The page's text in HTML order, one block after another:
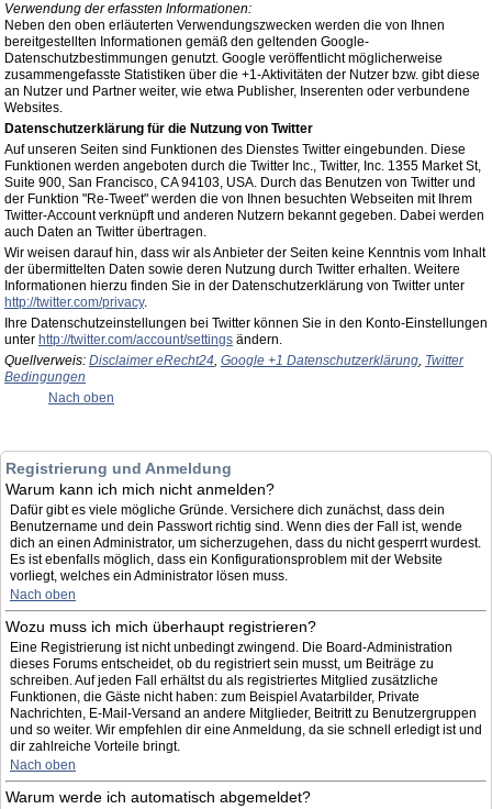
Verwendung der erfassten Informationen:
Neben den oben erläuterten Verwendungszwecken werden die von Ihnen
bereitgestellten Informationen gemäß den geltenden Google-
Datenschutzbestimmungen genutzt. Google veröffentlicht möglicherweise
zusammengefasste Statistiken über die +1-Aktivitäten der Nutzer bzw. gibt diese
an Nutzer und Partner weiter, wie etwa Publisher, Inserenten oder verbundene
Websites.
Datenschutzerklärung für die Nutzung von Twitter
Auf unseren Seiten sind Funktionen des Dienstes Twitter eingebunden. Diese
Funktionen werden angeboten durch die Twitter Inc., Twitter, Inc. 1355 Market St,
Suite 900, San Francisco, CA 94103, USA. Durch das Benutzen von Twitter und
der Funktion "Re-Tweet" werden die von Ihnen besuchten Webseiten mit Ihrem
Twitter-Account verknüpft und anderen Nutzern bekannt gegeben. Dabei werden
auch Daten an Twitter übertragen.
Wir weisen darauf hin, dass wir als Anbieter der Seiten keine Kenntnis vom Inhalt
der übermittelten Daten sowie deren Nutzung durch Twitter erhalten. Weitere
Informationen hierzu finden Sie in der Datenschutzerklärung von Twitter unter
http://twitter.com/privacy.
Ihre Datenschutzeinstellungen bei Twitter können Sie in den Konto-Einstellungen
unter http://twitter.com/account/settings ändern.
Quellverweis: Disclaimer eRecht24, Google +1 Datenschutzerklärung, Twitter
Bedingungen
Nach oben
Registrierung und Anmeldung
Warum kann ich mich nicht anmelden?
Dafür gibt es viele mögliche Gründe. Versichere dich zunächst, dass dein
Benutzername und dein Passwort richtig sind. Wenn dies der Fall ist, wende
dich an einen Administrator, um sicherzugehen, dass du nicht gesperrt wurdest.
Es ist ebenfalls möglich, dass ein Konfigurationsproblem mit der Website
vorliegt, welches ein Administrator lösen muss.
Nach oben
Wozu muss ich mich überhaupt registrieren?
Eine Registrierung ist nicht unbedingt zwingend. Die Board-Administration
dieses Forums entscheidet, ob du registriert sein musst, um Beiträge zu
schreiben. Auf jeden Fall erhältst du als registriertes Mitglied zusätzliche
Funktionen, die Gäste nicht haben: zum Beispiel Avatarbilder, Private
Nachrichten, E-Mail-Versand an andere Mitglieder, Beitritt zu Benutzergruppen
und so weiter. Wir empfehlen dir eine Anmeldung, da sie schnell erledigt ist und
dir zahlreiche Vorteile bringt.
Nach oben
Warum werde ich automatisch abgemeldet?